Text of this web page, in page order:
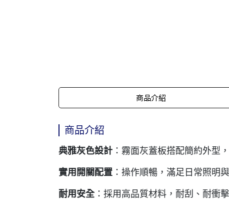
商品介紹
商品介紹
典雅灰色設計 ：霧面灰蓋板搭配簡約外型
實用開關配置 ：操作順暢，滿足日常照明
耐用安全：採用高品質材料，耐刮、耐衝